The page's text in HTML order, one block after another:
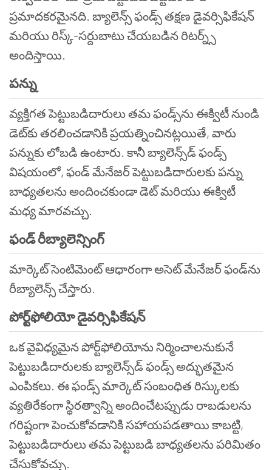
ప్రమాదకరమైనది. బ్యాలెన్స్ ఫండ్స్ తక్షణ డైవర్సిఫికేషన్
మరియు రిస్క్-సర్దుబాటు చేయబడిన రిటర్న్స్
అందిస్తాయి.
పన్ను
వ్యక్తిగత పెట్టుబడిదారులు తమ ఫండ్స్‌ను ఈక్విటీ నుండి
డెట్‌కు తరలించడానికి ప్రయత్నించినట్లయితే, వారు
పన్నుకు లోబడి ఉంటారు. కానీ బ్యాలెన్స్‌డ్ ఫండ్స్
విషయంలో, ఫండ్ మేనేజర్ పెట్టుబడిదారులకు పన్ను
బాధ్యతలను అందించకుండా డెట్ మరియు ఈక్విటీ
మధ్య మారవచ్చు.
ఫండ్ రీబ్యాలెన్సింగ్
మార్కెట్ సెంటిమెంట్ ఆధారంగా అసెట్ మేనేజర్ ఫండ్‌ను
రీబ్యాలెన్స్ చేస్తారు.
పోర్ట్‌ఫోలియో డైవర్సిఫికేషన్
ఒక వైవిధ్యమైన పోర్ట్‌ఫోలియోను నిర్మించాలనుకునే
పెట్టుబడిదారులకు బ్యాలెన్స్‌డ్ ఫండ్స్ అద్భుతమైన
ఎంపికలు. ఈ ఫండ్స్ మార్కెట్ సంబంధిత రిస్కులకు
వ్యతిరేకంగా స్థిరత్వాన్ని అందించేటప్పుడు రాబడులను
గరిష్టంగా పెంచుకోవడానికి సహాయపడతాయి కాబట్టి,
పెట్టుబడిదారులు తమ పెట్టుబడి బాధ్యతలను పరిమితం
చేసుకోవచ్చు.